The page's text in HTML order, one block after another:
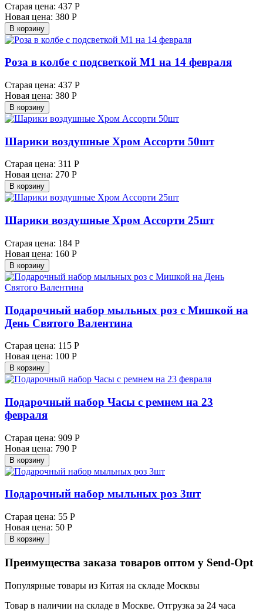
Старая цена: 437 Р
Новая цена: 380 Р
В корзину
Роза в колбе с подсветкой М1 на 14 февраля
Старая цена: 437 Р
Новая цена: 380 Р
В корзину
Шарики воздушные Хром Ассорти 50шт
Старая цена: 311 Р
Новая цена: 270 Р
В корзину
Шарики воздушные Хром Ассорти 25шт
Старая цена: 184 Р
Новая цена: 160 Р
В корзину
Подарочный набор мыльных роз с Мишкой на
День Святого Валентина
Старая цена: 115 Р
Новая цена: 100 Р
В корзину
Подарочный набор Часы с ремнем на 23
февраля
Старая цена: 909 Р
Новая цена: 790 Р
В корзину
Подарочный набор мыльных роз 3шт
Старая цена: 55 Р
Новая цена: 50 Р
В корзину
Преимущества заказа товаров оптом у Send-Opt
Популярные товары из Китая на складе Москвы
Товар в наличии на складе в Москве. Отгрузка за 24 часа